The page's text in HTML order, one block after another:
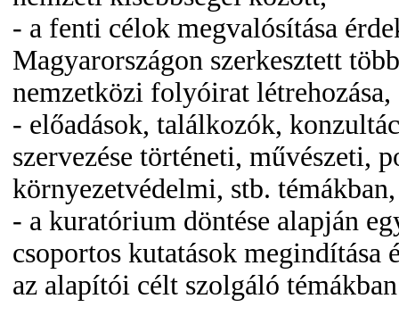
- a fenti célok megvalósítása
Magyarországon szerkesztett
nemzetközi folyóirat létrehozása,
- előadások, találkozók,
szervezése történeti, művészeti,
környezetvédelmi, stb. témákban,
- a kuratórium döntése alapján
csoportos kutatások megindítása
az alapítói célt szolgáló